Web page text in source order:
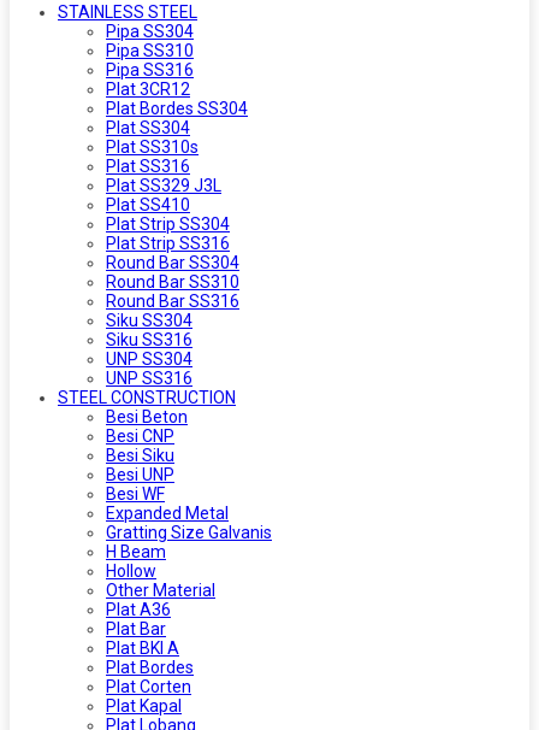
STAINLESS STEEL
Pipa SS304
Pipa SS310
Pipa SS316
Plat 3CR12
Plat Bordes SS304
Plat SS304
Plat SS310s
Plat SS316
Plat SS329 J3L
Plat SS410
Plat Strip SS304
Plat Strip SS316
Round Bar SS304
Round Bar SS310
Round Bar SS316
Siku SS304
Siku SS316
UNP SS304
UNP SS316
STEEL CONSTRUCTION
Besi Beton
Besi CNP
Besi Siku
Besi UNP
Besi WF
Expanded Metal
Gratting Size Galvanis
H Beam
Hollow
Other Material
Plat A36
Plat Bar
Plat BKI A
Plat Bordes
Plat Corten
Plat Kapal
Plat Lobang